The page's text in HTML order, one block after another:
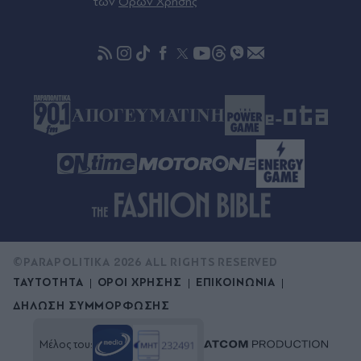
Πώς γινόµαστε ξένοι στο ίδιο µας το "σπίτι"
ΤΑΥΤΟΤΗΤΑ ΟΡΟΙ ΧΡΗΣΗΣ
ΕΠΙΚΟΙΝΩΝΙΑ
ΔΗΛΩΣΗ ΣΥΜΜΟΡΦΩΣΗΣ
©PARAPOLITIKA 2026 ALL RIGHTS RESERVED
Μέλος του: